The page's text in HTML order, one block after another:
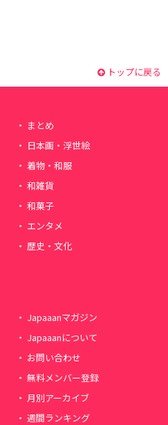
トップに戻る
まとめ
日本画・浮世絵
着物・和服
和雑貨
和菓子
エンタメ
歴史・文化
Japaaanマガジン
Japaaanについて
お問い合わせ
無料メンバー登録
月別アーカイブ
週間ランキング